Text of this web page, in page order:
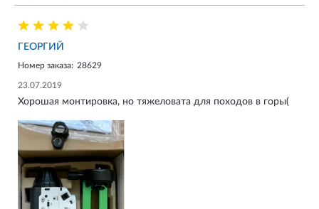
ГЕОРГИЙ
Номер заказа: 28629
23.07.2019
Хорошая монтировка, но тяжеловата для походов в горы(